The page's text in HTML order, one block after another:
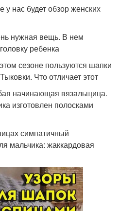
у нас будет обзор женских
нужная вещь. В нем
ребенка
сезоне пользуются шапки
Что отличает этот
начинающая вязальщица.
изготовлен полосками
симпатичный
мальчика: жаккардовая